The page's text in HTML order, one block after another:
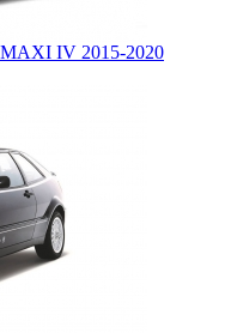
МАХI IV 2015-2020